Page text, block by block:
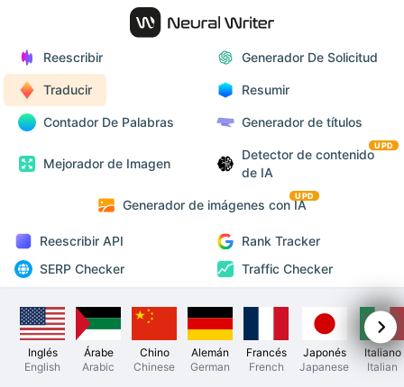
Reescribir Generador De Solicitud
Traducir Resumir
Contador De Palabras Generador de títulos
Mejorador de Imagen
Detector de contenido
de IA
UPD
Generador de imágenes con IA
UPD
Reescribir API
Rank Tracker
SERP Checker
Traffic Checker
Inglés
English
Árabe
Arabic
Chino
Chinese
Alemán
German
Francés
French
Japonés
Japanese
Italiano
Italian